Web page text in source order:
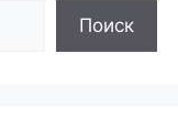
Поиск